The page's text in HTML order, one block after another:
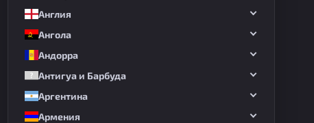
Англия
Ангола
Андорра
Антигуа и Барбуда
Аргентина
Армения